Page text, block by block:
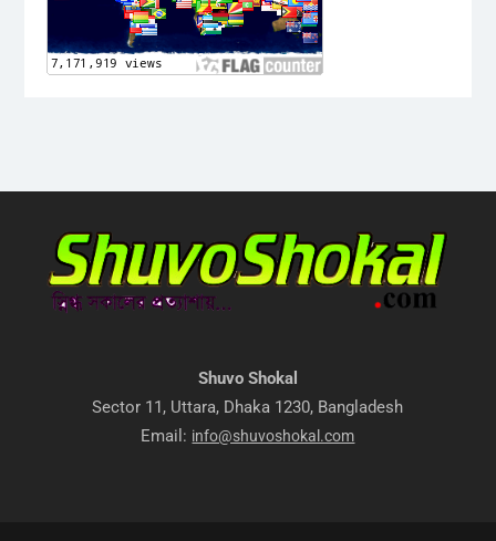
Shuvo Shokal
Sector 11, Uttara, Dhaka 1230, Bangladesh
Email: info@shuvoshokal.com